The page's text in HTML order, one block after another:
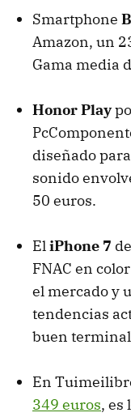
Smartphone
Amazon, un
Gama media
Honor Play
diseñado
sonido
50 euros.
EliPhone 7
FNAC en
el mercado y
tendencias
buen
En
349 euros, es